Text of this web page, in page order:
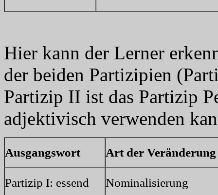
Hier kann der Lerner
der beiden Partizipien
Partizip II ist das Partizip
adjektivisch verwenden
Ausgangswort Art der Veränderung
Partizip I: essend Nominalisierung